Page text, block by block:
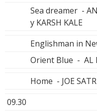
Sea dreamer -
y KARSH KALE
Englishman in
Orient Blue - AL
Home - JOE
09.30